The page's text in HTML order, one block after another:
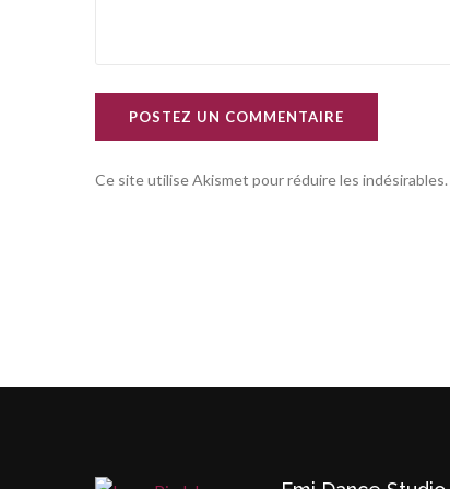
POSTEZ UN COMMENTAIRE
Ce site utilise Akismet pour réduire les indésirables.